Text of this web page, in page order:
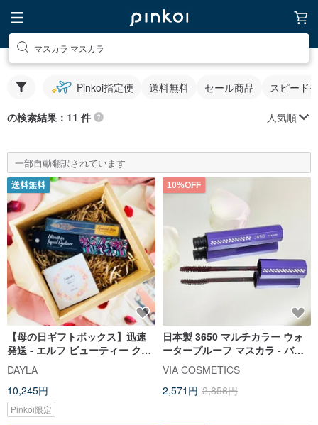
マスカラ マスカラ
Pinkoi指定便 送料無料 セール商品 スピード
の検索結果：11 件 人気順
一部自動翻訳されています
送料無料
【母の日ギフトボックス】迅速
発送 - エルフ ビューティー クッ
ション パウダー + ライト鳥フェ
ザー マスカラ + アイライナー
DAYLA
10,245円
Pinkoi限定
10%OFF
日本製 3650 マルチカラー ウォ
ータープルーフ マスカラ - バー
ガンディレッド| 日本から輸入 |
台湾代理店直販
VIA COSMETICS
2,571円 2,856円